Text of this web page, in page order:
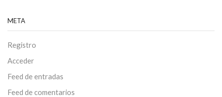
META
Registro
Acceder
Feed de entradas
Feed de comentarios